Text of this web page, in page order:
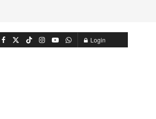
Login